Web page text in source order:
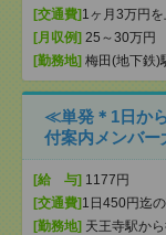
[交通費] 1ヶ月3万円
[月収例] 25～30万円
[勤務地] 梅田(地下鉄)
≪単発＊1日か
付案内メンバ
[給 与] 1177円
[交通費] 1日450円迄
[勤務地] 天王寺駅か